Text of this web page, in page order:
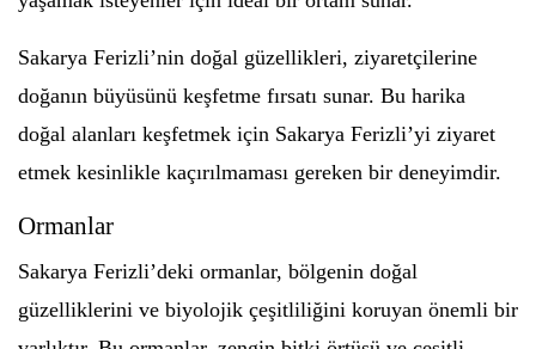
Sakarya Ferizli’nin doğal güzellikleri, ziyaretçilerine
doğanın büyüsünü keşfetme fırsatı sunar. Bu harika
doğal alanları keşfetmek için Sakarya Ferizli’yi ziyaret
etmek kesinlikle kaçırılmaması gereken bir deneyimdir.
Ormanlar
Sakarya Ferizli’deki ormanlar, bölgenin doğal
güzelliklerini ve biyolojik çeşitliliğini koruyan önemli bir